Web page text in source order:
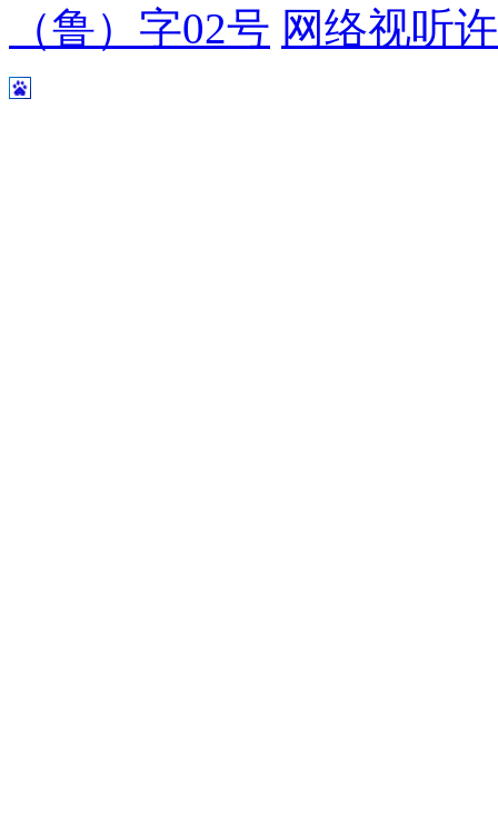
（鲁）字02号 网络视听